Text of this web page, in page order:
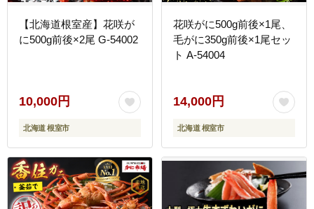
【北海道根室産】花咲が
に500g前後×2尾 G-54002
10,000円
北海道 根室市
花咲がに500g前後×1尾、
毛がに350g前後×1尾セッ
ト A-54004
14,000円
北海道 根室市